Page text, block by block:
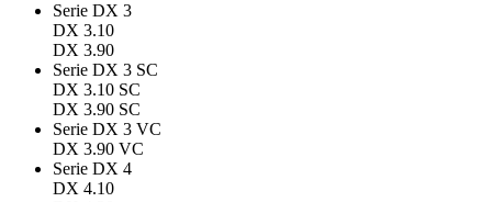
Serie DX 3
DX 3.10
DX 3.90
Serie DX 3 SC
DX 3.10 SC
DX 3.90 SC
Serie DX 3 VC
DX 3.90 VC
Serie DX 4
DX 4.10